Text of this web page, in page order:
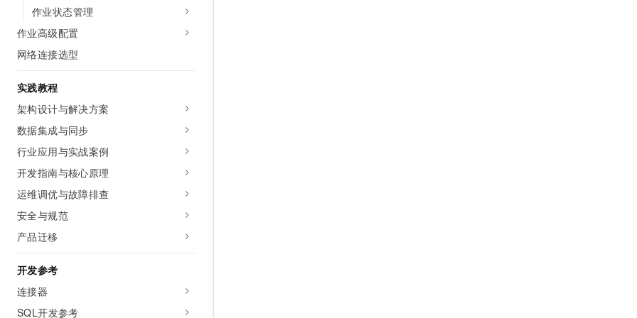
作业状态管理
作业高级配置
网络连接选型
实践教程
架构设计与解决方案
数据集成与同步
行业应用与实战案例
开发指南与核心原理
运维调优与故障排查
安全与规范
产品迁移
开发参考
连接器
SQL开发参考